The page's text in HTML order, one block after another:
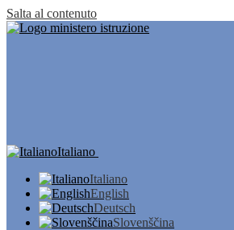
Salta al contenuto
Italiano
Italiano
English
Deutsch
Slovenščina